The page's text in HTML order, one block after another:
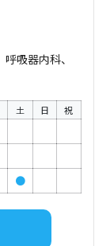
吸器内科、
土 日 祝
●